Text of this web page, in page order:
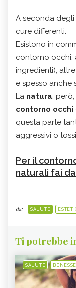
A seconda
cure differenti.
Esistono in
contorno occhi,
ingredienti),
e spesso anche
La natura,
contorno occhi
questa parte
aggressivi o
Per il
naturali fai
da: SALUTE
Ti potrebbe
SALUTE